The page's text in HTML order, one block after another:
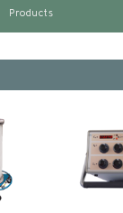
Products